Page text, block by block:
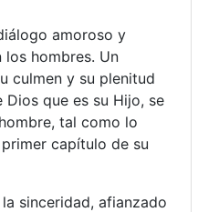
amoroso y
hombres. Un
culmen y su plenitud
que es su Hijo, se
tal como lo
capítulo de su
sinceridad, afianzado